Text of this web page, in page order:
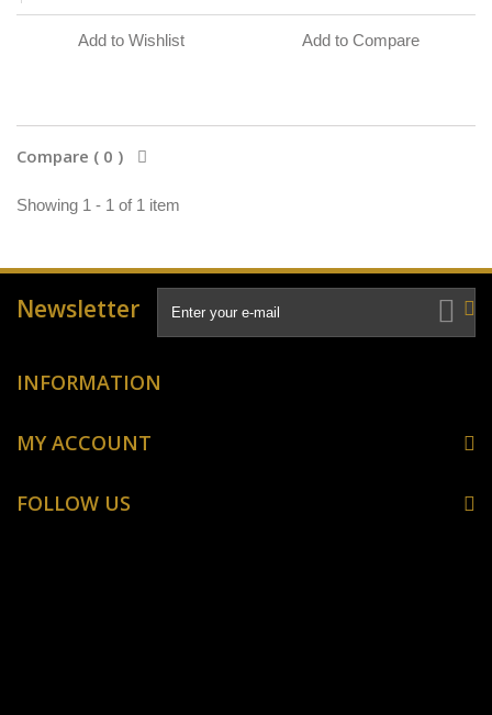
Add to Wishlist Add to Compare
Compare ( 0 )
Showing 1 - 1 of 1 item
Newsletter
INFORMATION
MY ACCOUNT
FOLLOW US